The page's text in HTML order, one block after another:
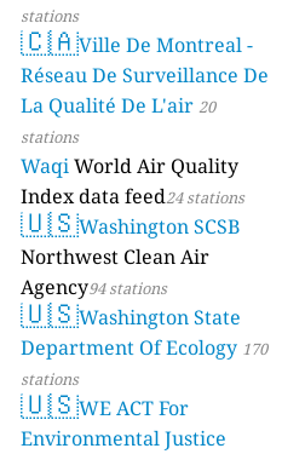
stations
🇨🇦Ville De Montreal -
Réseau De Surveillance De
La Qualité De L'air 20
stations
WaqiWorld Air Quality
Index data feed24 stations
🇺🇸Washington SCSB
Northwest Clean Air
Agency94 stations
🇺🇸Washington State
Department Of Ecology 170
stations
🇺🇸WE ACT For
Environmental Justice